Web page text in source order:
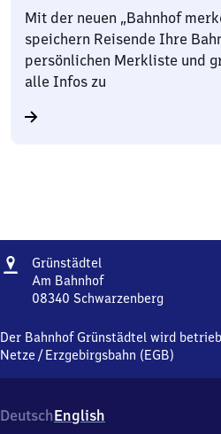
Mit der neuen „Bahnhof
speichern Reisende Ihre
persönlichen Merkliste und
alle Infos zu
Adresse
Grünstädtel
Am Bahnhof
08340 Schwarzenberg
Am
Bahnhof,
4
Der Bahnhof Grünstädtel wird
Netze /Erzgebirgsbahn (EGB)
DeutschEnglish